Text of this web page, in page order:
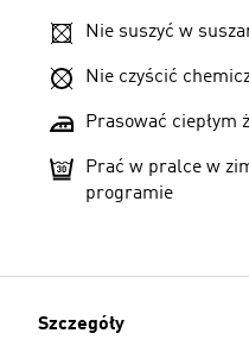
Nie suszyć w
Nie czyścić
Prasować ciepłym
Prać w pralce w
programie
Szczegóły